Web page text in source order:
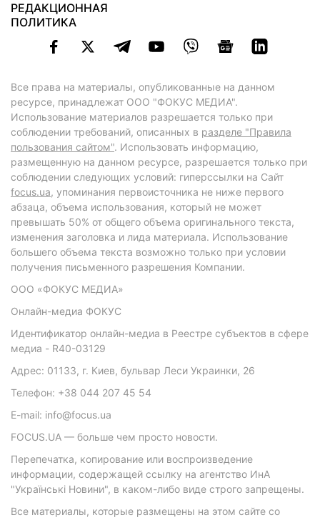
РЕДАКЦИОННАЯ
ПОЛИТИКА
Все права на материалы, опубликованные на данном
ресурсе, принадлежат ООО "ФОКУС МЕДИА".
Использование материалов разрешается только при
соблюдении требований, описанных в разделе "Правила
пользования сайтом". Использовать информацию,
размещенную на данном ресурсе, разрешается только при
соблюдении следующих условий: гиперссылки на Сайт
focus.ua, упоминания первоисточника не ниже первого
абзаца, объема использования, который не может
превышать 50% от общего объема оригинального текста,
изменения заголовка и лида материала. Использование
большего объема текста возможно только при условии
получения письменного разрешения Компании.
ООО «ФОКУС МЕДИА»
Онлайн-медиа ФОКУС
Идентификатор онлайн-медиа в Реестре субъектов в сфере
медиа - R40-03129
Адрес: 01133, г. Киев, бульвар Леси Украинки, 26
Телефон: +38 044 207 45 54
E-mail: info@focus.ua
FOCUS.UA — больше чем просто новости.
Перепечатка, копирование или воспроизведение
информации, содержащей ссылку на агентство ИнА
"Українські Новини", в каком-либо виде строго запрещены.
Все материалы, которые размещены на этом сайте со